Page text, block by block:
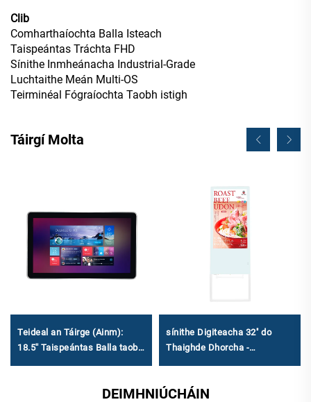
Clib
Comharthaíochta Balla Isteach
Taispeántas Tráchta FHD
Sínithe Inmheánacha Industrial-Grade
Luchtaithe Meán Multi-OS
Teirminéal Fógraíochta Taobh istigh
Táirgí Molta
Teideal an Táirge (Ainm):
18.5'' Taispeántas Balla taobh
le Tacúchán ar Bhileacha OS
sínithe Digiteacha 32'' do
Thaighde Dhorcha -
Tráchtála & Poiblí
DEIMHNIÚCHÁIN